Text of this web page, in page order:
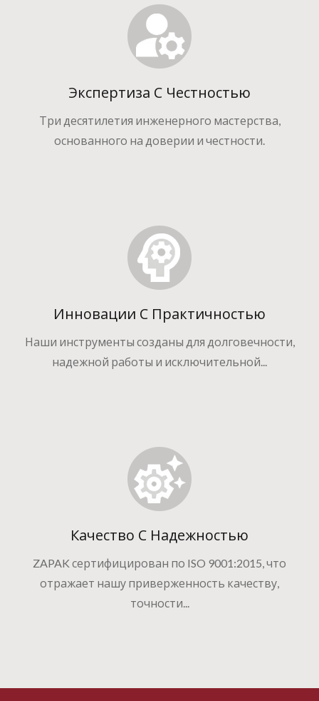
Экспертиза С Честностью
Три десятилетия инженерного мастерства,
основанного на доверии и честности.
Инновации С Практичностью
Наши инструменты созданы для долговечности,
надежной работы и исключительной...
Качество С Надежностью
ZAPAK сертифицирован по ISO 9001:2015, что
отражает нашу приверженность качеству,
точности...